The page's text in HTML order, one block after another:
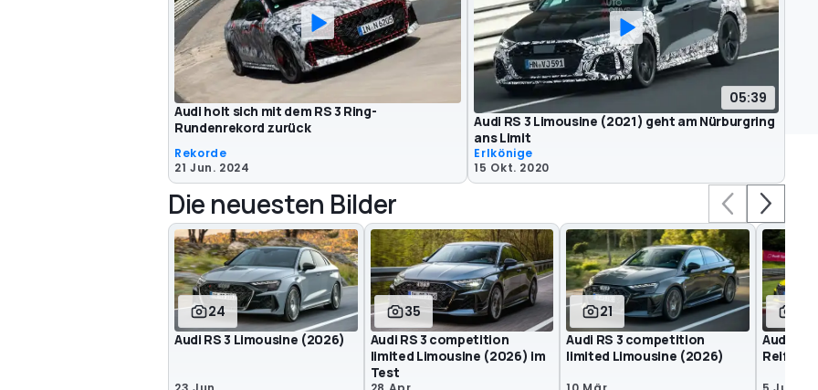
Audi holt sich mit dem RS 3 Ring-
Rundenrekord zurück
Rekorde
21 Jun. 2024
05:39
Audi RS 3 Limousine (2021) geht am Nürburgring
ans Limit
Erlkönige
15 Okt. 2020
Die neuesten Bilder
24
Audi RS 3 Limousine (2026)
35
Audi RS 3 competition
limited Limousine (2026) im
Test
21
Audi RS 3 competition
limited Limousine (2026)
Audi RS